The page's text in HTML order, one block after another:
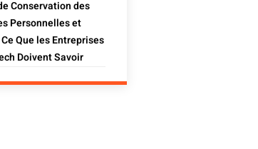
Conservation des
Personnelles et
Ce Que les Entreprises
Doivent Savoir